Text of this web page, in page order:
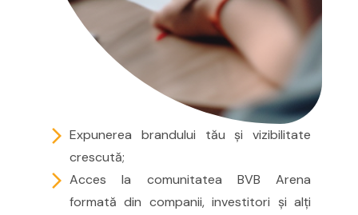
arrow_forward_ios Expunerea brandului tău și vizibilitate
crescută;
arrow_forward_ios Acces la comunitatea BVB Arena
formată din companii, investitori și alți